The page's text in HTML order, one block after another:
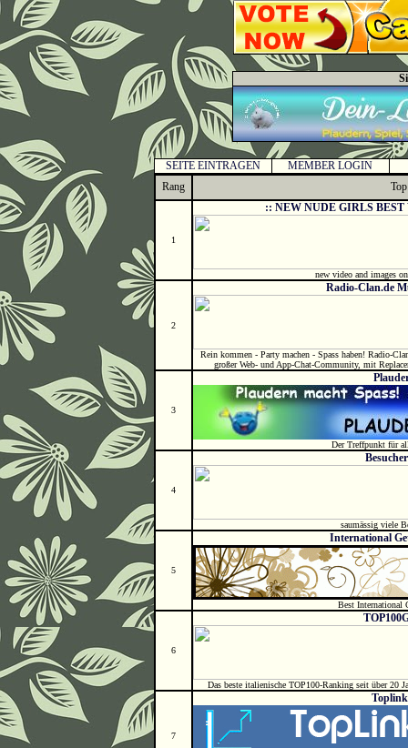
SEITE EINTRAGEN
MEMBER LOGIN
Rang
1
:: NEW NUDE GIRLS
new video and images
2
Radio-Clan.de
Rein kommen - Party machen - Spass haben! Radio-
großer Web- und App-Chat-Community, mit
3
Der Treffpunkt für
4
saumässig viele
5
International
Best International
6
Das beste italienische TOP100-Ranking seit über
7